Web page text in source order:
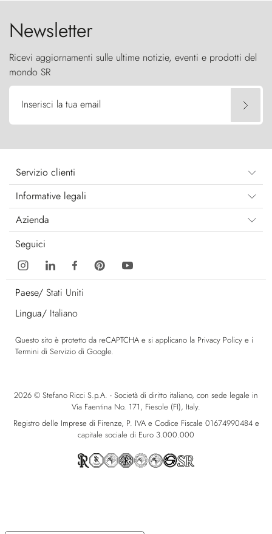
Newsletter
Ricevi aggiornamenti sulle ultime notizie, eventi e prodotti del
mondo SR
Inserisci la tua email
Servizio clienti
Informative legali
Azienda
Seguici
Paese/ Stati Uniti
Lingua/ Italiano
Questo sito è protetto da reCAPTCHA e si applicano la Privacy Policy e i
Termini di Servizio di Google.
2026 © Stefano Ricci S.p.A. - Società di diritto italiano, con sede legale in
Via Faentina No. 171, Fiesole (FI), Italy.
Registro delle Imprese di Firenze, P. IVA e Codice Fiscale 01674990484 e
capitale sociale di Euro 3.000.000